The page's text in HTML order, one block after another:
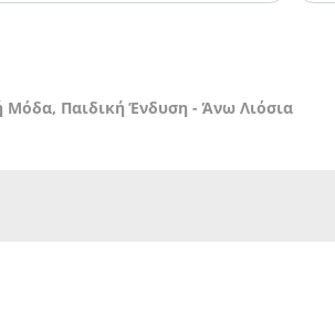
Μόδα, Παιδική Ένδυση - Άνω Λιόσια